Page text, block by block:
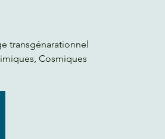
transgénarationnel
Cosmiques